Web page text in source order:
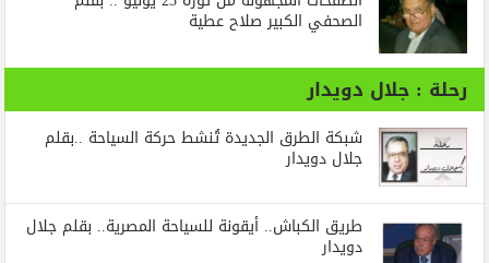
الصحفي الكبير صلاح عطية
رحلة : جلال دويدار
شبكة الطرق الجديدة تُنشط حركة السياحة ..بقلم
جلال دويدار
طريق الكباش.. أيقونة للسياحة المصرية.. بقلم جلال
دويدار